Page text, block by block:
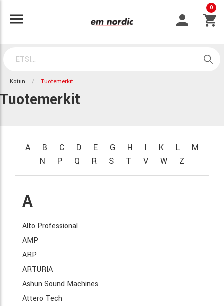
0
Kotiin Tuotemerkit
Tuotemerkit
A B C D E G H I K L
M
N
P Q R S T V W Z
A
Alto Professional
AMP
ARP
ARTURIA
Ashun Sound Machines
Attero Tech